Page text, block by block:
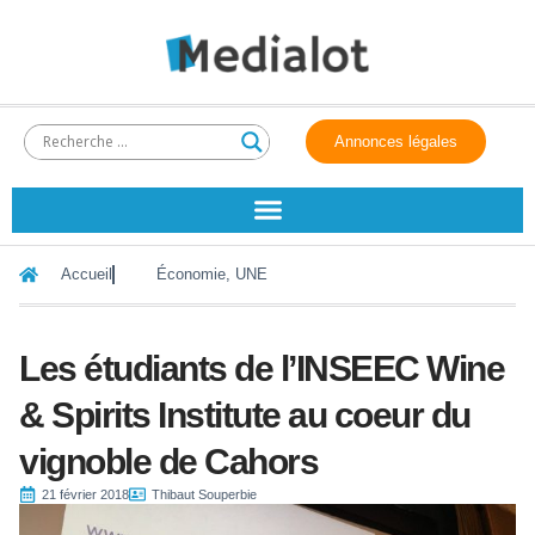
Annonces légales
Accueil Économie, UNE
Les étudiants de l’INSEEC Wine
& Spirits Institute au coeur du
vignoble de Cahors
21 février 2018 Thibaut Souperbie